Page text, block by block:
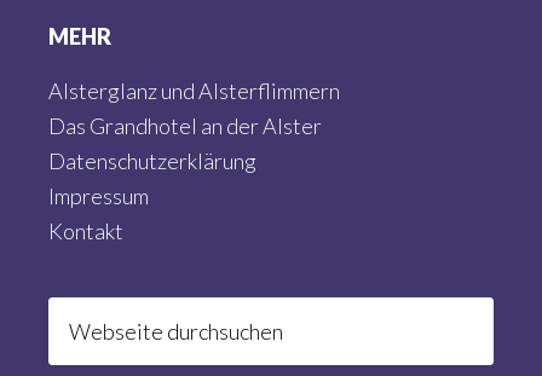
MEHR
Alsterglanz und Alsterflimmern
Das Grandhotel an der Alster
Datenschutzerklärung
Impressum
Kontakt
durchsuchen